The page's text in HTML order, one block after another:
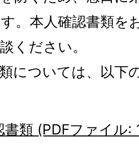
。本人確認書類を
ください。
については、以下
書類 (PDFファイル: